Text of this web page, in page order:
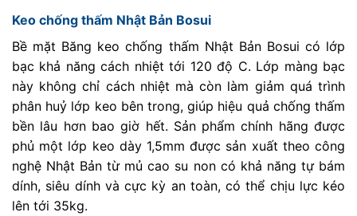
Keo chống thấm Nhật Bản Bosui
Bề mặt Băng keo chống thấm Nhật Bản Bosui có lớp
bạc khả năng cách nhiệt tới 120 độ C. Lớp màng bạc
này không chỉ cách nhiệt mà còn làm giảm quá trình
phân huỷ lớp keo bên trong, giúp hiệu quả chống thấm
bền lâu hơn bao giờ hết. Sản phẩm chính hãng được
phủ một lớp keo dày 1,5mm được sản xuất theo công
nghệ Nhật Bản từ mủ cao su non có khả năng tự bám
dính, siêu dính và cực kỳ an toàn, có thể chịu lực kéo
lên tới 35kg.